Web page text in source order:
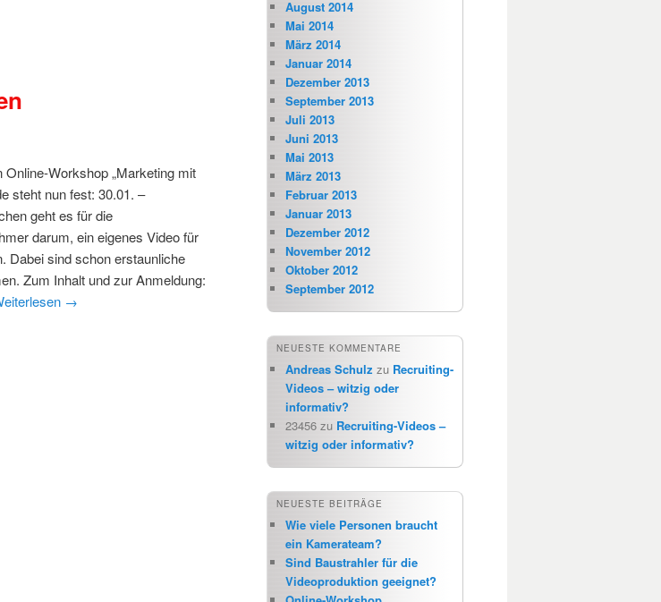
Workshop „Marketing mit
steht nun fest: 30.01. –
geht es für die
darum, ein eigenes Video für
Dabei sind schon erstaunliche
Zum Inhalt und zur Anmeldung:
→
August 2014
Mai 2014
März 2014
Januar 2014
Dezember 2013
September 2013
Juli 2013
Juni 2013
Mai 2013
März 2013
Februar 2013
Januar 2013
Dezember 2012
November 2012
Oktober 2012
September 2012
NEUESTE KOMMENTARE
Andreas Schulz zu Recruiting-
Videos – witzig oder
informativ?
23456 zu Recruiting-Videos –
witzig oder informativ?
NEUESTE BEITRÄGE
Wie viele Personen braucht
ein Kamerateam?
Sind Baustrahler für die
Videoproduktion geeignet?